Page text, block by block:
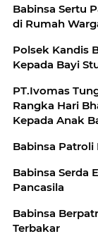
Babinsa Sertu
di Rumah
Polsek Kandis
Kepada Bayi
PT.Ivomas
Rangka Hari
Kepada Anak
Babinsa Patroli
Babinsa Serda
Pancasila
Babinsa
Terbakar